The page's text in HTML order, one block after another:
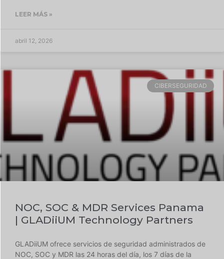
LEER MÁS »
abril 12, 2026
CIBERSEGURIDAD
NOC, SOC & MDR Services Panama
| GLADiiUM Technology Partners
GLADiiUM ofrece servicios de seguridad administrados de
NOC, SOC y MDR las 24 horas del día, los 7 días de la